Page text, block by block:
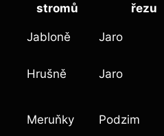
stromů
řezu
Jabloně Jaro
Hrušně Jaro
Meruňky Podzim